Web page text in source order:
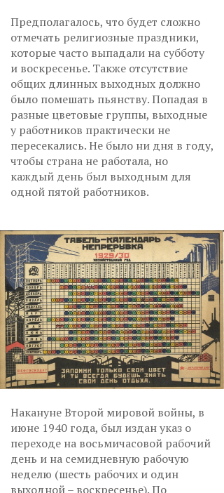
Предполагалось, что будет сложно
отмечать религиозные праздники,
которые часто выпадали на субботу
и воскресенье. Также отсутствие
общих длинных выходных должно
было помешать пьянству. Попадая в
разные цветовые группы, выходные
у работников практически не
пересекались. Не было ни дня в году,
чтобы страна не работала, но
каждый день был выходным для
одной пятой работников.
Накануне Второй мировой войны, в
июне 1940 года, был издан указ о
переходе на восьмичасовой рабочий
день и на семидневную рабочую
неделю (шесть рабочих и один
выходной – воскресенье). По